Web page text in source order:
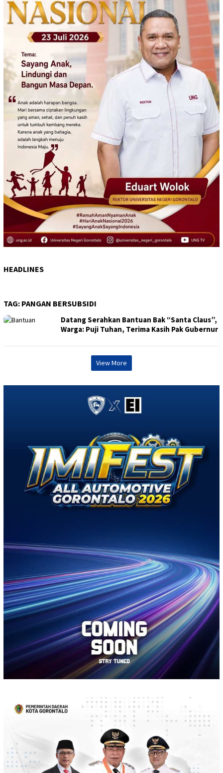
HEADLINES
TAG: PANGAN BERSUBSIDI
Datang Serahkan Bantuan Bak “Santa Claus”,
Warga: Puji Tuhan, Terima Kasih Pak Gubernur
View More